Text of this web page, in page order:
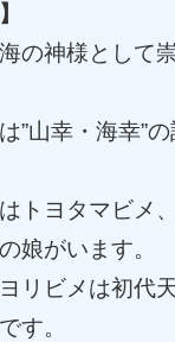
の神様として
”山幸・海幸”
トヨタマビメ
娘がいます。
リビメは初代
す。